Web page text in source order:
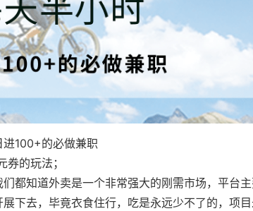
100+的必做兼职
的玩法；
都知道外卖是一个非常强大的刚需市场，平台
下去，毕竟衣食住行，吃是永远少不了的，项